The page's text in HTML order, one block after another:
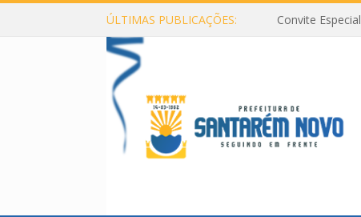
ÚLTIMAS PUBLICAÇÕES: Convite